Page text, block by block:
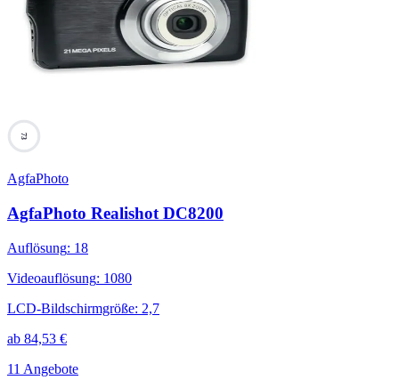
73
AgfaPhoto
AgfaPhoto Realishot DC8200
Auflösung: 18
Videoauflösung: 1080
LCD-Bildschirmgröße: 2,7
ab 84,53 €
11 Angebote